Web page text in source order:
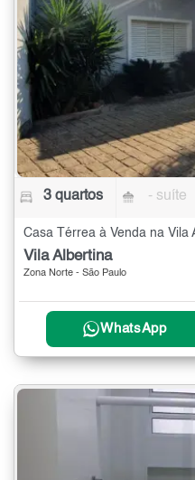
3 quartos - suíte
Casa Térrea à Venda na Vila
Vila Albertina
Zona Norte - São Paulo
WhatsApp